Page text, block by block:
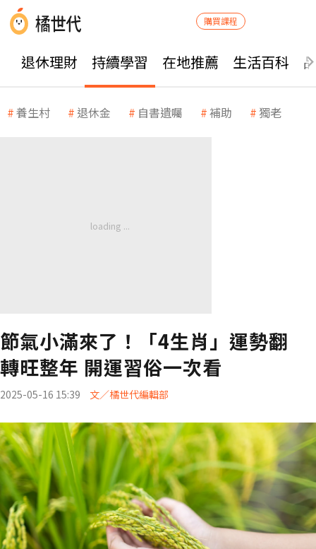
購買課程
退休理財 持續學習 在地推薦 生活百科
養生村 退休金 自書遺囑 補助 獨老
節氣小滿來了！「4生肖」運勢翻
轉旺整年 開運習俗一次看
2025-05-16 15:39 文／橘世代編輯部